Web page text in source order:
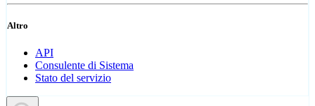
Altro
API
Consulente di Sistema
Stato del servizio